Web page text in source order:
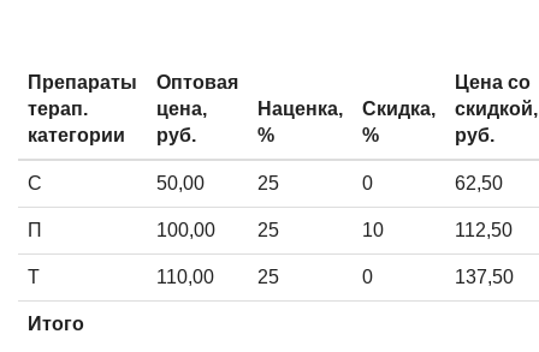
Препараты
терап.
категории
Оптовая
цена,
руб.
Наценка,
%
Скидка,
%
Цена со
скидкой,
руб.
С 50,00 25 0 62,50
П 100,00 25 10 112,50
Т 110,00 25 0 137,50
Итого